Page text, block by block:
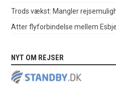
Trods vækst: Mangler
Atter flyforbindelse mellem
NYT OM REJSER